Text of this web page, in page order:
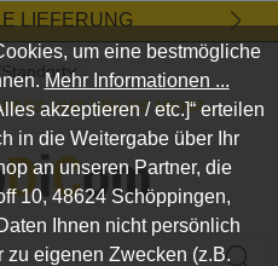
LIEFERUNG
UND VIELES MEHR...
um eine bestmögliche
Mehr Informationen ...
akzeptieren / etc.]“ erteilen
in die Weitergabe über Ihr
an unseren Partner, die
10, 48624 Schöppingen,
Ihnen nicht persönlich
zu eigenen Zwecken (z.B.